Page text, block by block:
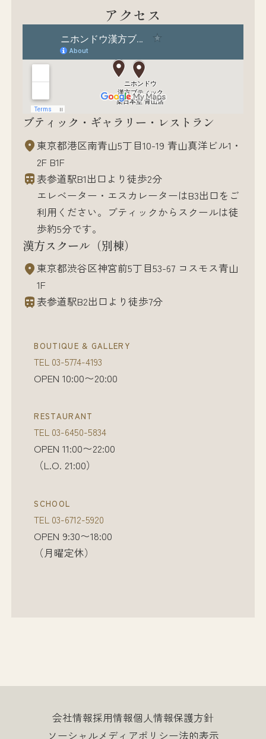
アクセス
ブティック・ギャラリー・レストラン
東京都港区南青山5丁目10-19 青山真洋ビル1・
2F B1F
表参道駅B1出口より徒歩2分
エレベーター・エスカレーターはB3出口をご
利用ください。ブティックからスクールは徒
歩約5分です。
漢方スクール（別棟）
東京都渋谷区神宮前5丁目53-67 コスモス青山
1F
表参道駅B2出口より徒歩7分
BOUTIQUE & GALLERY
TEL 03-5774-4193
OPEN 10:00〜20:00
RESTAURANT
TEL 03-6450-5834
OPEN 11:00〜22:00
（L.O. 21:00）
SCHOOL
TEL 03-6712-5920
OPEN 9:30〜18:00
（月曜定休）
会社情報採用情報個人情報保護方針
ソーシャルメディアポリシー法的表示